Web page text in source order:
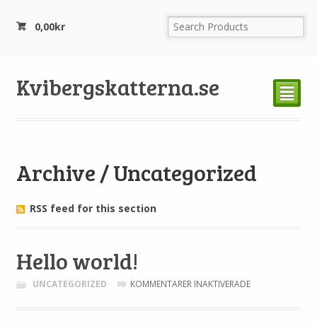
0,00kr
Kvibergskatterna.se ²
Archive / Uncategorized
RSS feed for this section
Hello world!
UNCATEGORIZED KOMMENTARER INAKTIVERADEFÖR